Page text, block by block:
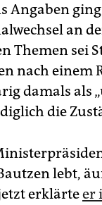
Angaben
an
Themen sei
nach einem
damals als
die
lebt,
erklärteer